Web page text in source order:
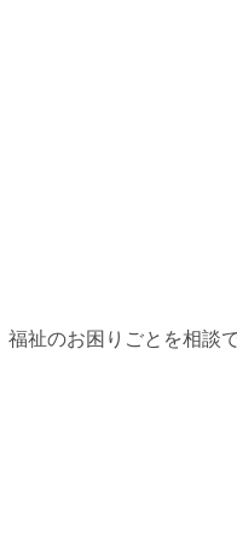
祉のお困りごとを相談